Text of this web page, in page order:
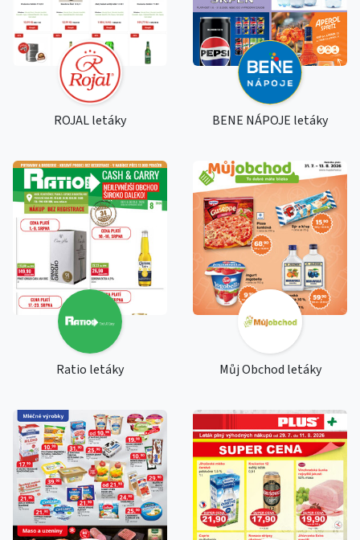
ROJAL letáky BENE NÁPOJE letáky
Ratio letáky Můj Obchod letáky